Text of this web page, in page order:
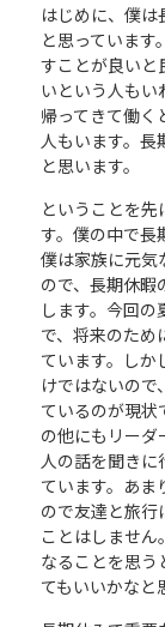
はじめに、僕
と思っています
すことが良いと
いという人もい
帰ってきて働く
人もいます。長
と思います。
ということを
す。僕の中で長
僕は家族に元気
ので、長期休暇
します。今回
で、将来のため
ています。しか
けではないの
ているのが現状
の他にもリーダ
人の話を聞き
ています。あま
ので友達と旅行
ことはしません
なることを思う
てもいいかなと